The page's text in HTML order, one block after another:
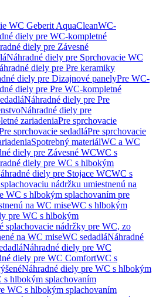
WC Geberit AquaCleanWC-
diely pre WC-kompletné
diely pre Závesné
Náhradné diely pre Sprchovacie WC
diely pre Pre keramiky
diely pre Dizajnové panelyPre WC-
diely pre Pre WC-kompletné
Náhradné diely pre Pre
Náhradné diely pre
zariadeniaPre sprchovacie
sprchovacie sedadláPre sprchovacie
Spotrebný materiálWC a WC
diely pre Závesné WCWC s
diely pre WC s hlbokým
diely pre Stojace WCWC s
nádržku umiestnenú na
WC s hlbokým splachovaním pre
na WC miseWC s hlbokým
pre WC s hlbokým
splachovacie nádržky pre WC, zo
na WC miseWC sedadláNáhradné
Náhradné diely pre WC
diely pre WC ComfortWC s
Náhradné diely pre WC s hlbokým
s hlbokým splachovaním
WC s hlbokým splachovaním